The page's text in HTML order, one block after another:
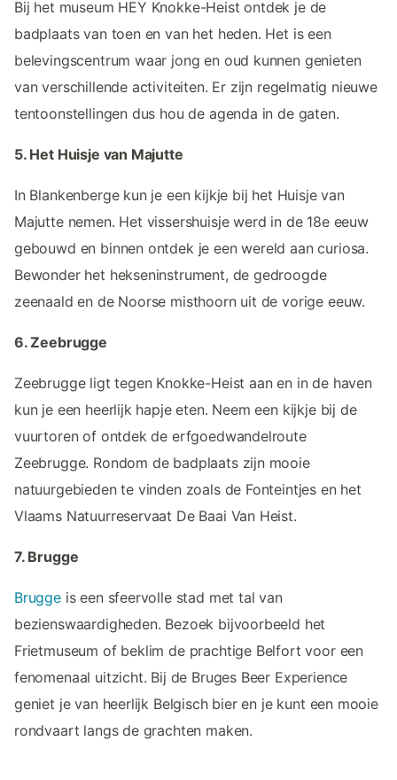
Bij het museum HEY Knokke-Heist ontdek je de
badplaats van toen en van het heden. Het is een
belevingscentrum waar jong en oud kunnen genieten
van verschillende activiteiten. Er zijn regelmatig nieuwe
tentoonstellingen dus hou de agenda in de gaten.
5. Het Huisje van Majutte
In Blankenberge kun je een kijkje bij het Huisje van
Majutte nemen. Het vissershuisje werd in de 18e eeuw
gebouwd en binnen ontdek je een wereld aan curiosa.
Bewonder het hekseninstrument, de gedroogde
zeenaald en de Noorse misthoorn uit de vorige eeuw.
6. Zeebrugge
Zeebrugge ligt tegen Knokke-Heist aan en in de haven
kun je een heerlijk hapje eten. Neem een kijkje bij de
vuurtoren of ontdek de erfgoedwandelroute
Zeebrugge. Rondom de badplaats zijn mooie
natuurgebieden te vinden zoals de Fonteintjes en het
Vlaams Natuurreservaat De Baai Van Heist.
7. Brugge
Bruggeis een sfeervolle stad met tal van
bezienswaardigheden. Bezoek bijvoorbeeld het
Frietmuseum of beklim de prachtige Belfort voor een
fenomenaal uitzicht. Bij de Bruges Beer Experience
geniet je van heerlijk Belgisch bier en je kunt een mooie
rondvaart langs de grachten maken.